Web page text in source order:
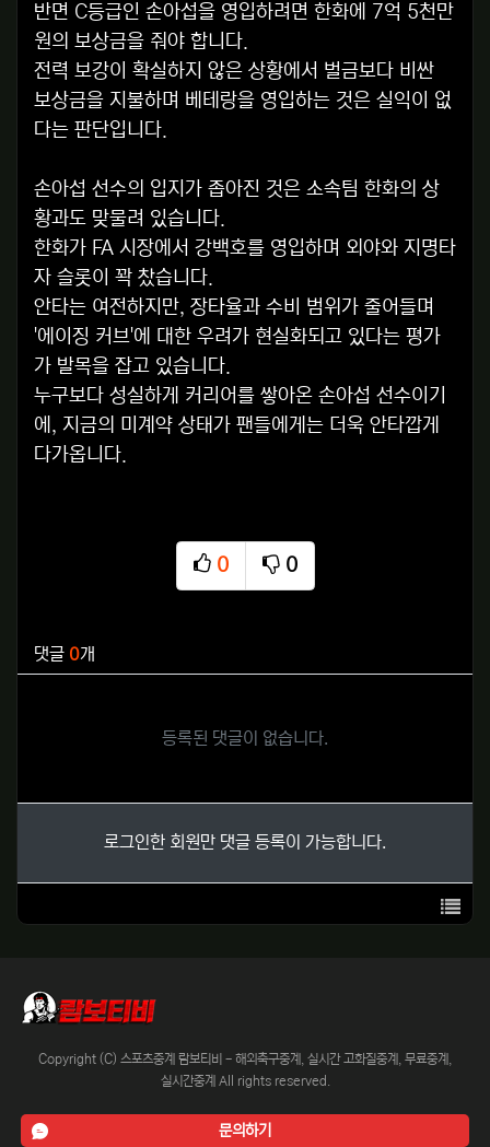
반면 C등급인 손아섭을 영입하려면 한화에 7억 5천만
원의 보상금을 줘야 합니다.
전력 보강이 확실하지 않은 상황에서 벌금보다 비싼
보상금을 지불하며 베테랑을 영입하는 것은 실익이 없
다는 판단입니다.
손아섭 선수의 입지가 좁아진 것은 소속팀 한화의 상
황과도 맞물려 있습니다.
한화가 FA 시장에서 강백호를 영입하며 외야와 지명타
자 슬롯이 꽉 찼습니다.
안타는 여전하지만, 장타율과 수비 범위가 줄어들며
'에이징 커브'에 대한 우려가 현실화되고 있다는 평가
가 발목을 잡고 있습니다.
누구보다 성실하게 커리어를 쌓아온 손아섭 선수이기
에, 지금의 미계약 상태가 팬들에게는 더욱 안타깝게
다가옵니다.
0
추천
0
비추천
댓글 0개
등록된 댓글이 없습니다.
로그인한 회원만 댓글 등록이 가능합니다.
목록
Copyright (C) 스포츠중계 람보티비 - 해외축구중계, 실시간 고화질중계, 무료중계,
실시간중계 All rights reserved.
문의하기